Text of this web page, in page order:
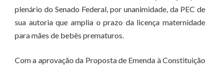
plenário do Senado Federal, por unanimidade, da PEC de
sua autoria que amplia o prazo da licença maternidade
para mães de bebês prematuros.
Com a aprovação da Proposta de Emenda à Constituição